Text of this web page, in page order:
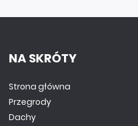
NA SKRÓTY
Strona główna
Przegrody
Dachy